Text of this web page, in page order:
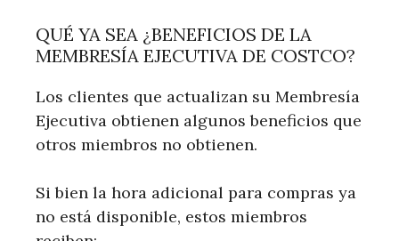
QUÉ YA SEA ¿BENEFICIOS DE LA
MEMBRESÍA EJECUTIVA DE COSTCO?
Los clientes que actualizan su Membresía
Ejecutiva obtienen algunos beneficios que
otros miembros no obtienen.
Si bien la hora adicional para compras ya
no está disponible, estos miembros